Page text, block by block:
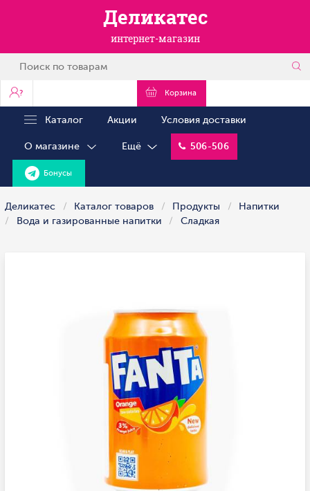
Деликатес
интернет-магазин
? Корзина
Каталог Акции Условия доставки
О магазине Ещё 506-506
Бонусы
Деликатес Каталог товаров Продукты
Напитки
Вода и газированные напитки
Сладкая